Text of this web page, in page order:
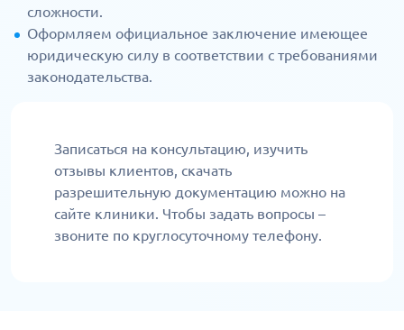
сложности.
Оформляем официальное заключение имеющее
юридическую силу в соответствии с требованиями
законодательства.
Записаться на консультацию, изучить
отзывы клиентов, скачать
разрешительную документацию можно на
сайте клиники. Чтобы задать вопросы –
звоните по круглосуточному телефону.